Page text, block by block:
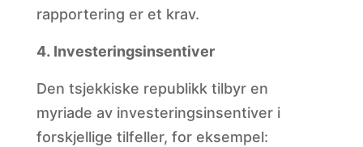
rapportering er et krav.
Investeringsinsentiver
Den tsjekkiske republikk tilbyr en
myriade av investeringsinsentiver i
forskjellige tilfeller, for eksempel: